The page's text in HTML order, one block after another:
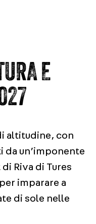
E
altitudine, con
da un’imponente
Riva di Tures
imparare a
di sole nelle